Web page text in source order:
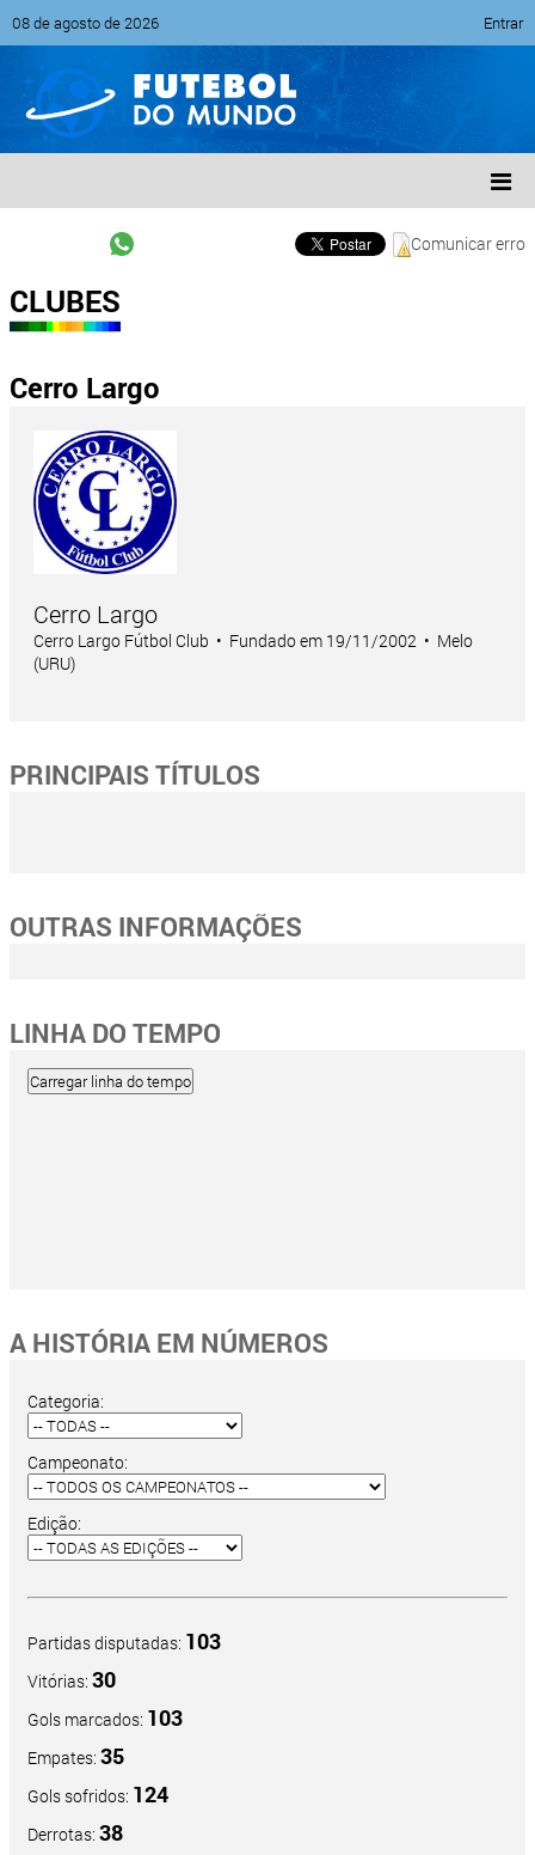
08 de agosto de 2026 Entrar
Comunicar erro
CLUBES
Cerro Largo
Cerro Largo
Cerro Largo Fútbol Club • Fundado em 19/11/2002 • Melo
(URU)
PRINCIPAIS TÍTULOS
OUTRAS INFORMAÇÕES
LINHA DO TEMPO
A HISTÓRIA EM NÚMEROS
Categoria:
Campeonato:
Edição:
Partidas disputadas: 103
Vitórias: 30
Gols marcados: 103
Empates: 35
Gols sofridos: 124
Derrotas: 38